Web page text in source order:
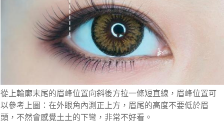
從上輪廓末尾的眉峰位置向斜後方拉一條短直線，眉峰位置可
以參考上圖：在外眼角內測正上方，眉尾的高度不要低於眉
頭，不然會感覺土土的下彎，非常不好看。